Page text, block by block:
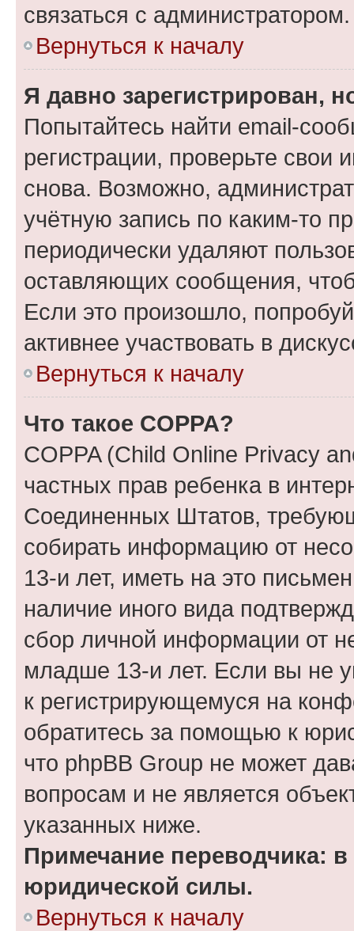
связаться с администратором.
Вернуться к началу
Я давно зарегистрирован,
Попытайтесь найти email-
регистрации, проверьте свои
снова. Возможно,
учётную запись по каким-то
периодически удаляют
оставляющих сообщения,
Если это произошло,
активнее участвовать в
Вернуться к началу
Что такое COPPA?
COPPA (Child Online Privacy
частных прав ребенка в
Соединенных Штатов,
собирать информацию от
13-и лет, иметь на это
наличие иного вида
сбор личной информации от
младше 13-и лет. Если вы не
к регистрирующемуся на
обратитесь за помощью к
что phpBB Group не может
вопросам и не является
указанных ниже.
Примечание переводчика:
юридической силы.
Вернуться к началу